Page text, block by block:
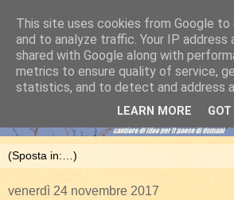
venerdì 24 novembre 2017
This site uses cookies from Google
and to analyze traffic. Your IP address
shared with Google along with
metrics to ensure quality of service,
statistics, and to detect and address
LEARN MORE